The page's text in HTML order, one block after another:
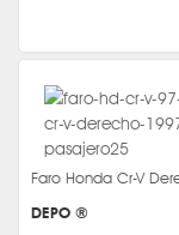
Faro Honda Cr-V
DEPO ®